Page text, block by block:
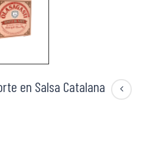
en Salsa Catalana